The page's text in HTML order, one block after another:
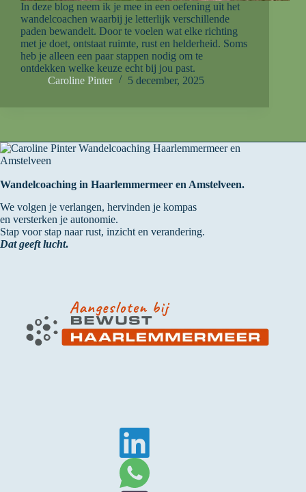
In deze blog neem ik je mee in een oefening uit het
wandelcoachen waarbij je letterlijk verschillende
paden bewandelt. Door te voelen wat elke richting
met je doet, ontstaat ruimte, rust en helderheid. Soms
heb je alleen een paar stappen nodig om te
ontdekken welke keuze echt bij jou past.
Caroline Pinter
5 december, 2025
Wandelcoaching in Haarlemmermeer en Amstelveen.
We volgen je verlangen, hervinden je kompas
en versterken je autonomie.
Stap voor stap naar rust, inzicht en verandering.
Dat geeft lucht.